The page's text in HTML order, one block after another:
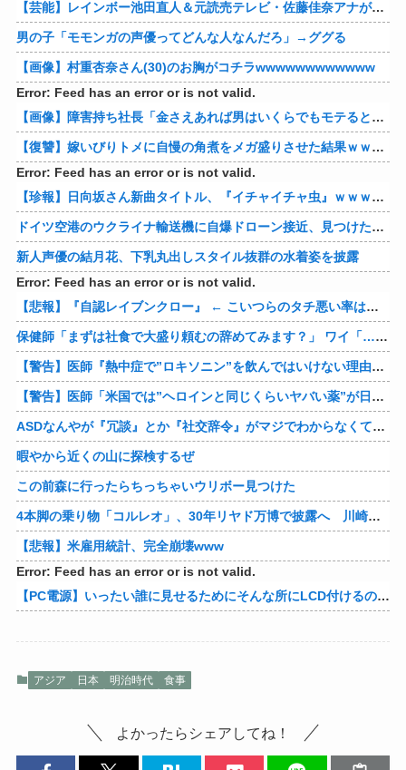
【芸能】レインボー池田直人＆元読売テレビ・佐藤佳奈アナが結婚
男の子「モモンガの声優ってどんな人なんだろ」→ググる
【画像】村重杏奈さん(30)のお胸がコチラwwwwwwwwwwww
Error: Feed has an error or is not valid.
【画像】障害持ち社長「金さえあれば男はいくらでもモテるという事を証明してる」
【復讐】嫁いびりトメに自慢の角煮をメガ盛りさせた結果ｗｗｗｗ 他
Error: Feed has an error or is not valid.
【珍報】日向坂さん新曲タイトル、『イチャイチャ虫』ｗｗｗ★2
ドイツ空港のウクライナ輸送機に自爆ドローン接近、見つけた空港職員が蹴り落とす…高性能プラスチック爆弾搭載！
新人声優の結月花、下乳丸出しスタイル抜群の水着姿を披露
Error: Feed has an error or is not valid.
【悲報】『自認レイブンクロー』 ← こいつらのタチ悪い率は異常
保健師「まずは社食で大盛り頼むの辞めてみます？」 ワイ「…食っちゃいけないものを売ってるのか？」
【警告】医師『熱中症で”ロキソニン”を飲んではいけない理由がこれ』
【警告】医師「米国では”ヘロインと同じくらいヤバい薬”が日本では平気で処方されてる」
ASDなんやが『冗談』とか『社交辞令』がマジでわからなくて怖い
暇やから近くの山に探検するぜ
この前森に行ったらちっちゃいウリボー見つけた
4本脚の乗り物「コルレオ」、30年リヤド万博で披露へ 川崎重工が35年発売目指す
【悲報】米雇用統計、完全崩壊www
Error: Feed has an error or is not valid.
【PC電源】いったい誰に見せるためにそんな所にLCD付けるのかな
アジア 日本 明治時代 食事
よかったらシェアしてね！